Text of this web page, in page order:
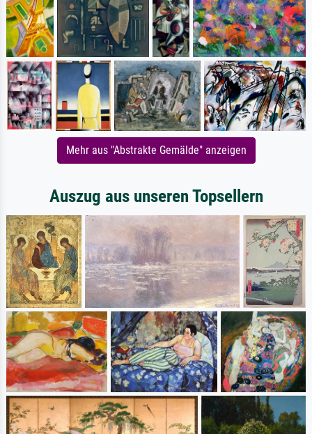
Mehr aus "Abstrakte Gemälde" anzeigen
Auszug aus unseren Topsellern